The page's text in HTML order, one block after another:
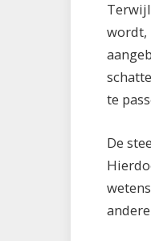
wordt,
te
De